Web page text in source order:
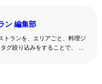
ン 編集部
トランを、エリアごと、料理ジ
グ絞り込みをすることで、 い